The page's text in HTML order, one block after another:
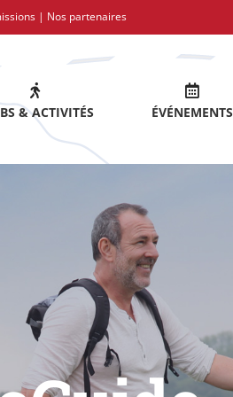
| Nos partenaires
& ACTIVITÉS ÉVÉNEMENTS